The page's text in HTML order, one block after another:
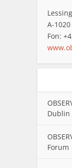
A-
Fon:
Dublin
Forum